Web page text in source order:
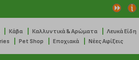
Κάβα Καλλυντικά & Αρώματα Λευκά Είδη
Pet Shop Εποχιακά Νέες Αφίξεις